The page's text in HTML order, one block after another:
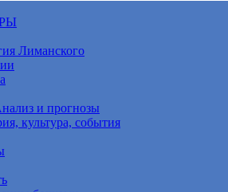
Лиманского
и прогнозы
культура, события